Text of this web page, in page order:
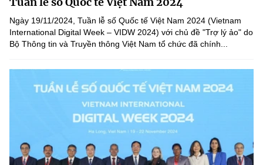
Sở Khoa học và Công nghệ
Chuyển đổi số
Bưu chính, Viễn thông
Sở hữu trí tuệ
Tiêu chuẩn, đo lường, chất lượng
Năng lượng nguyên tử
Tin tổng hợp
Văn bản QPPL
Văn bản chỉ đạo điều hành
MST IOFFICE
THỐNG KÊ
Đổi mới sáng tạo
Chuyển đổi số
Bưu chính, Viễn thông
THƯ ĐIỆN TỬ
Infographic
Ngày 19/11/2024, Tuần lễ số Quốc tế Việt Nam 2024 (Vietnam
International Digital Week – VIDW 2024) với chủ đề "Trợ lý ảo" do
Bộ Thông tin và Truyền thông Việt Nam tổ chức đã chính...